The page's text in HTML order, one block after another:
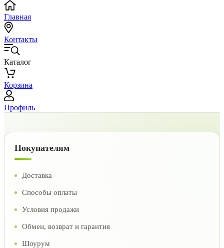
Главная
Контакты
Каталог
Корзина
Профиль
Покупателям
Доставка
Способы оплаты
Условия продажи
Обмен, возврат и гарантия
Шоурум